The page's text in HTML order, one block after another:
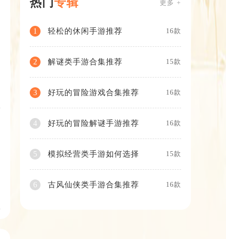
更多 +
1 轻松的休闲手游推荐 16款
2 解谜类手游合集推荐 15款
3 好玩的冒险游戏合集推荐 16款
4 好玩的冒险解谜手游推荐 16款
5 模拟经营类手游如何选择 15款
6 古风仙侠类手游合集推荐 16款